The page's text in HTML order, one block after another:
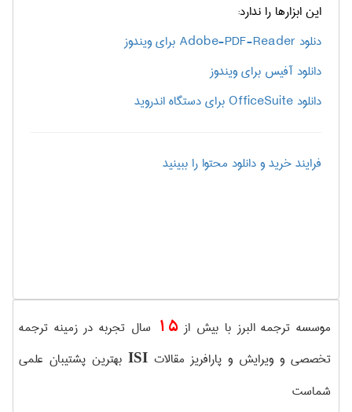
این ابزارها را ندارد:
دنلود Adobe-PDF-Reader برای ویندوز
دانلود آفیس برای ویندوز
دانلود OfficeSuite برای دستگاه اندروید
فرایند خرید و دانلود محتوا را ببینید
موسسه ترجمه البرز با بیش از15 سال تجربه در زمینه ترجمه
تخصصی و ویرایش و پارافریز مقالاتISI بهترین پشتیبان علمی
شماست